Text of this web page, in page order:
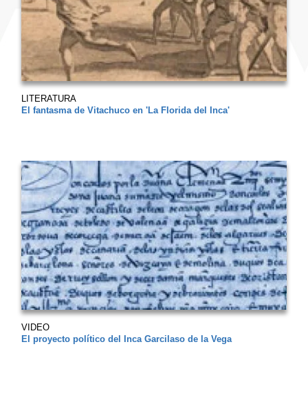
LITERATURA
El fantasma de Vitachuco en 'La Florida del Inca'
VIDEO
El proyecto político del Inca Garcilaso de la Vega